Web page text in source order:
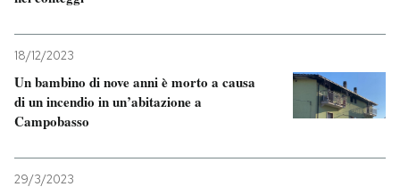
18/12/2023
Un bambino di nove anni è morto a causa
di un incendio in un’abitazione a
Campobasso
29/3/2023